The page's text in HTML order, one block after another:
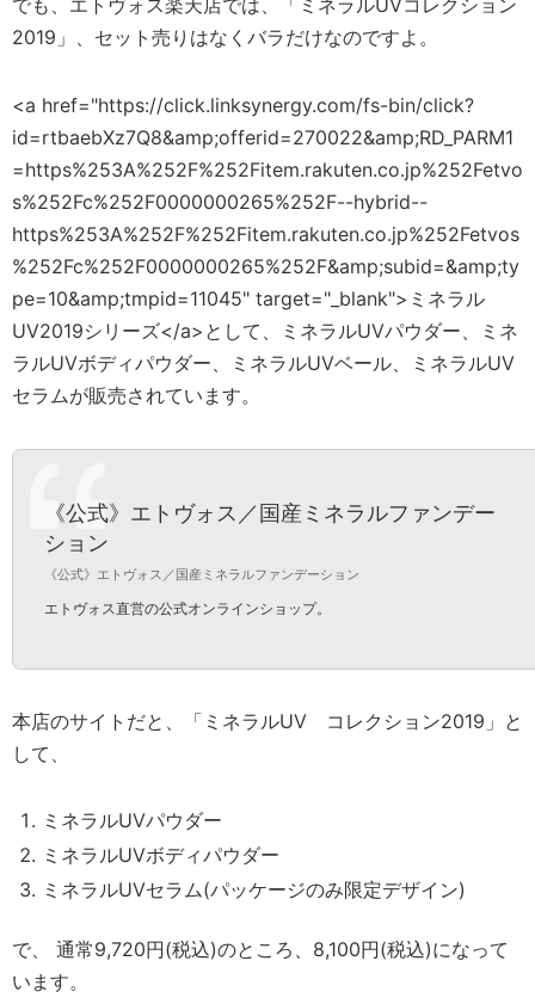
でも、エトヴォス楽天店では、「ミネラルUVコレクション
2019」、セット売りはなくバラだけなのですよ。
<a href="https://click.linksynergy.com/fs-bin/click?
id=rtbaebXz7Q8&amp;offerid=270022&amp;RD_PARM1
=https%253A%252F%252Fitem.rakuten.co.jp%252Fetvo
s%252Fc%252F0000000265%252F--hybrid--
https%253A%252F%252Fitem.rakuten.co.jp%252Fetvos
%252Fc%252F0000000265%252F&amp;subid=&amp;ty
pe=10&amp;tmpid=11045" target="_blank">ミネラル
UV2019シリーズ</a>として、ミネラルUVパウダー、ミネ
ラルUVボディパウダー、ミネラルUVベール、ミネラルUV
セラムが販売されています。
《公式》エトヴォス／国産ミネラルファンデー
ション
《公式》エトヴォス／国産ミネラルファンデーション
エトヴォス直営の公式オンラインショップ。
本店のサイトだと、「ミネラルUV コレクション2019」と
して、
ミネラルUVパウダー
ミネラルUVボディパウダー
ミネラルUVセラム(パッケージのみ限定デザイン)
で、 通常9,720円(税込)のところ、8,100円(税込)になって
います。